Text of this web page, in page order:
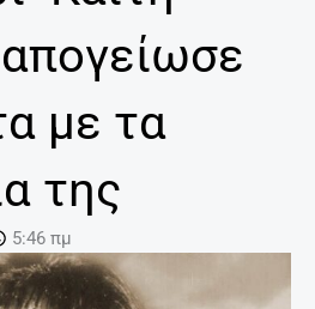
με τα
της
5:46 πμ